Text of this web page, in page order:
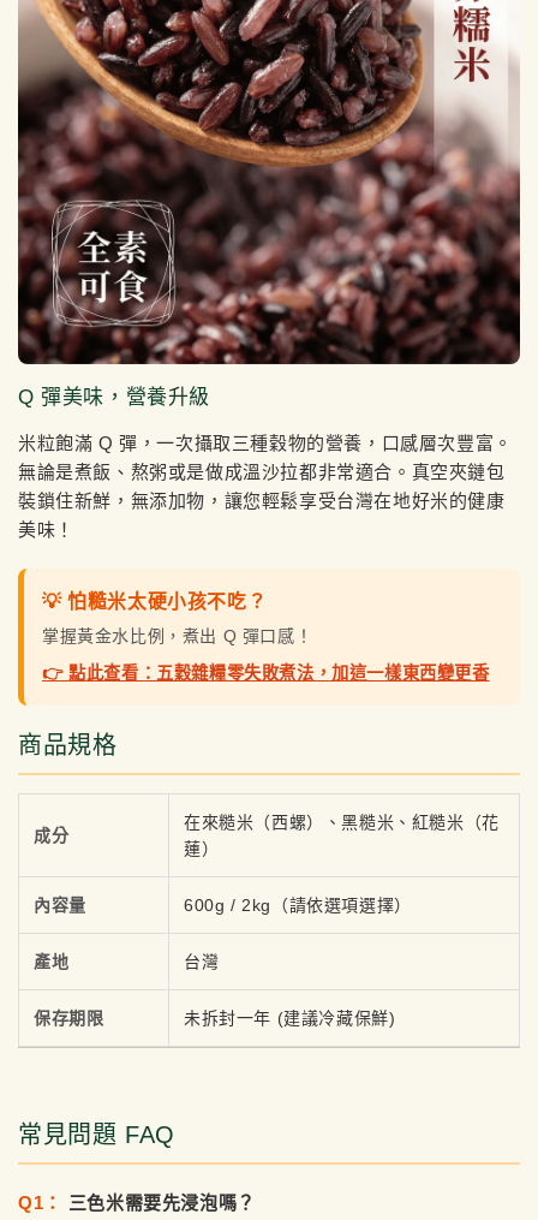
Q 彈美味，營養升級
米粒飽滿 Q 彈，一次攝取三種穀物的營養，口感層次豐富。
無論是煮飯、熬粥或是做成溫沙拉都非常適合。真空夾鏈包
裝鎖住新鮮，無添加物，讓您輕鬆享受台灣在地好米的健康
美味！
💡 怕糙米太硬小孩不吃？
掌握黃金水比例，煮出 Q 彈口感！
👉 點此查看：五穀雜糧零失敗煮法，加這一樣東西變更香
商品規格
成分
在來糙米（西螺）、黑糙米、紅糙米（花
蓮）
內容量 600g / 2kg（請依選項選擇）
產地 台灣
保存期限 未拆封一年 (建議冷藏保鮮)
常見問題 FAQ
Q1：
三色米需要先浸泡嗎？